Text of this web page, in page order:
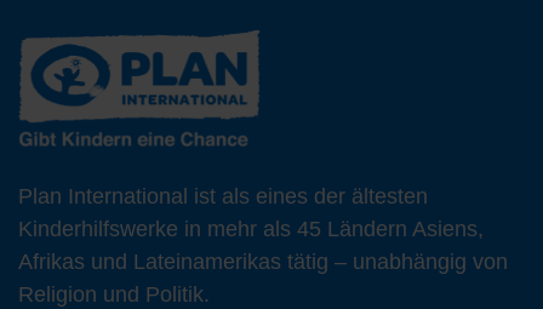
Plan International ist als eines der ältesten
Kinderhilfswerke in mehr als 45 Ländern Asiens,
Afrikas und Lateinamerikas tätig – unabhängig von
Religion und Politik.